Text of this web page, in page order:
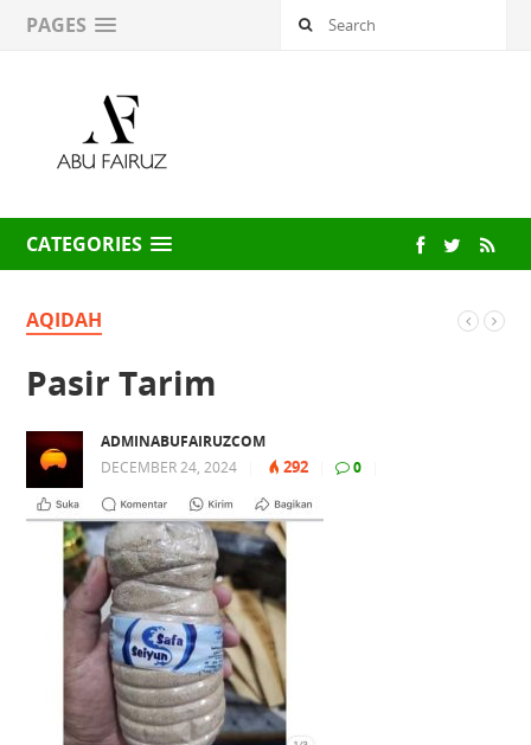
PAGES
CATEGORIES
AQIDAH
Pasir Tarim
ADMINABUFAIRUZCOM
DECEMBER 24, 2024
292 0